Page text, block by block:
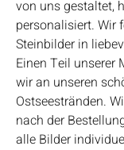
von uns gestaltet,
personalisiert. Wir
Steinbilder in
Einen Teil unserer
wir an unseren
Ostseestränden.
nach der
alle Bilder